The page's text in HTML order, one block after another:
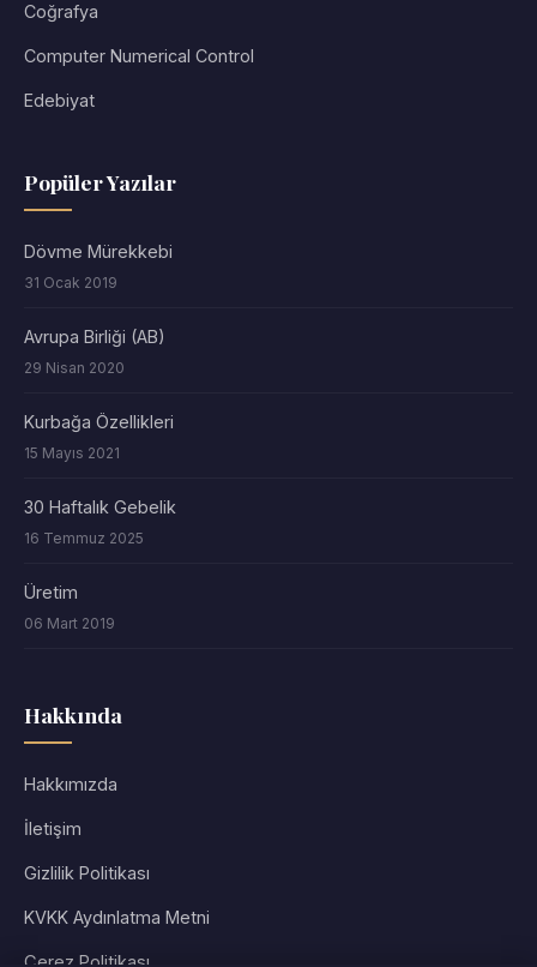
Coğrafya
Computer Numerical Control
Edebiyat
Popüler Yazılar
Dövme Mürekkebi
31 Ocak 2019
Avrupa Birliği (AB)
29 Nisan 2020
Kurbağa Özellikleri
15 Mayıs 2021
30 Haftalık Gebelik
16 Temmuz 2025
Üretim
06 Mart 2019
Hakkında
Hakkımızda
İletişim
Gizlilik Politikası
KVKK Aydınlatma Metni
Çerez Politikası